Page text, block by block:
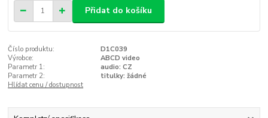
Přidat do košíku
Číslo produktu:
D1C039
Výrobce:
ABCD video
Parametr 1:
audio: CZ
Parametr 2:
titulky: žádné
Hlídat cenu / dostupnost